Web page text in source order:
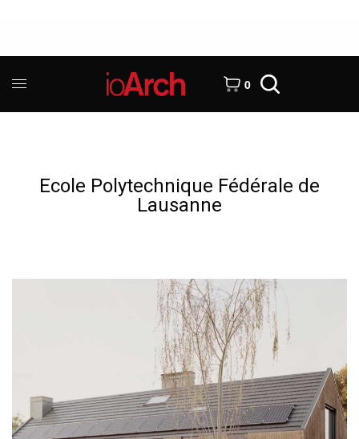
0
Ecole Polytechnique Fédérale de
Lausanne